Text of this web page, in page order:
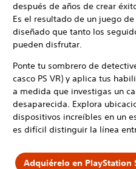
después de años de crear
Es el resultado de un juego
diseñado que tanto los
pueden disfrutar.
Ponte tu sombrero de
casco PS VR) y aplica tus
a medida que investigas un
desaparecida. Explora
dispositivos increíbles en un
es difícil distinguir la línea
Adquiérelo en PlayStation